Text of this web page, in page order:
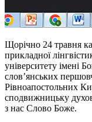
Щорічно 24 травня
прикладної
університету імені
слов’янських
Рівноапостольних
сподвижницьку
з нас Слово Боже.